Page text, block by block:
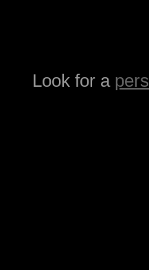
Look for a